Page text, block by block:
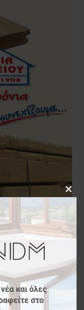
και όλες
στο